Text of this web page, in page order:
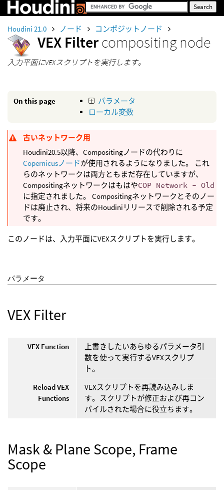
Houdini 21.0 ノード コンポジットノード
VEX Filtercompositing node
入力平面にVEXスクリプトを実行します。
On this page
パラメータ
ローカル変数
古いネットワーク用
Houdini20.5以降、Compositingノードの代わりに
Copernicusノードが使用されるようになりました。 これ
らのネットワークは両方ともまだ存在していますが、
CompositingネットワークはもはやCOP Network - Old
に指定されました。 Compositingネットワークとそのノー
ドは廃止され、将来のHoudiniリリースで削除される予定
です。
このノードは、入力平面にVEXスクリプトを実行します。
パラメータ
VEX Filter
VEX Function
上書きしたいあらゆるパラメータ引
数を使って実行するVEXスクリプ
ト。
Reload VEX
Functions
VEXスクリプトを再読み込みしま
す。スクリプトが修正および再コン
パイルされた場合に役立ちます。
Mask & Plane Scope, Frame
Scope